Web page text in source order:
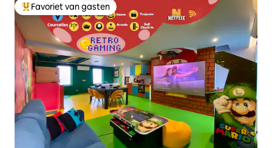
Topfavoriet van gasten
Favoriet van gasten